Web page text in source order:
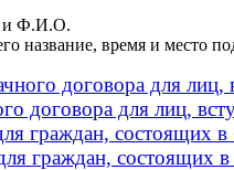
и Ф.И.О.
название, время и место
договора для
договора для лиц,
граждан, состоящих в
граждан, состоящих в